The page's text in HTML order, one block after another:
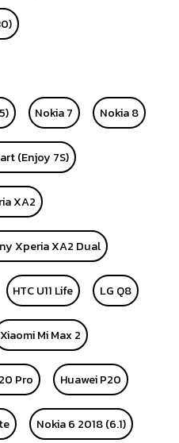
Nokia 7 Nokia 8
(Enjoy 7S)
XA2
Xperia XA2 Dual
HTC U11 Life LG Q8
Xiaomi Mi Max 2
Pro Huawei P20
Nokia 6 2018 (6.1)